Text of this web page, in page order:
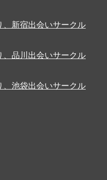
、新宿出会いサークル
品川出会いサークル
池袋出会いサークル